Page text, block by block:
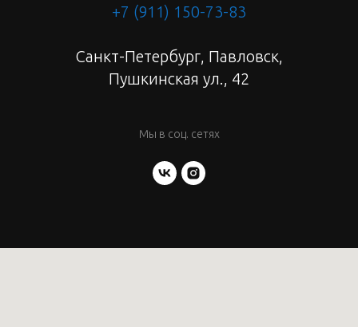
+7 (911) 150-73-83
Санкт-Петербург, Павловск,
Пушкинская ул., 42
Мы в соц. сетях